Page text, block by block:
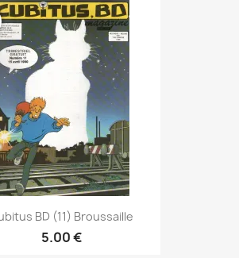
BD (11) Broussaille
5.00 €